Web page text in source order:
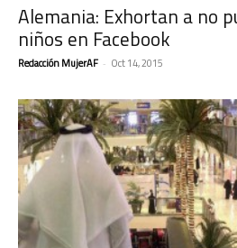
Alemania: Exhortan a no
niños en Facebook
Redacción MujerAF - Oct 14, 2015